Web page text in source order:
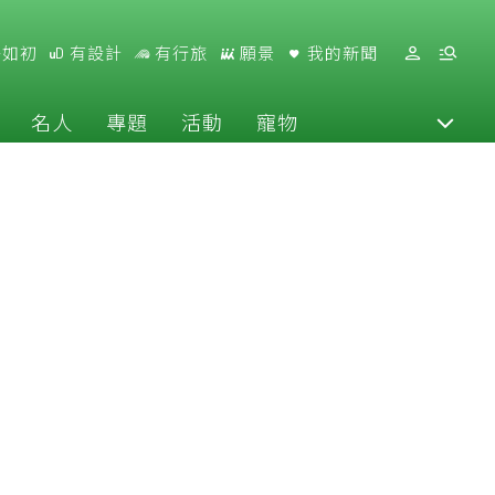
初 有設計 有行旅 願景 我的新聞
名人 專題 活動 寵物